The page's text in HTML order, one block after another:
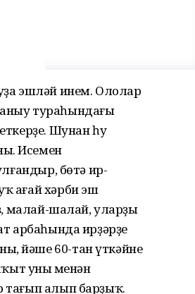
эшләй инем. Ололар
тураһындағы
Шунан һуң
Исемен
бөтә ир-
ағай хәрби эш
малай-шалай, уларҙы
арбаһында ирҙәрҙе
йәше 60-тан үткәйне
уның менән
тағып алып барҙыҡ.